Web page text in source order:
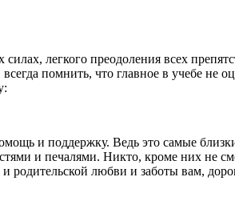
легкого преодоления всех
помнить, что главное в учебе не
и поддержку. Ведь это самые
и печалями. Никто, кроме них не
родительской любви и заботы вам,